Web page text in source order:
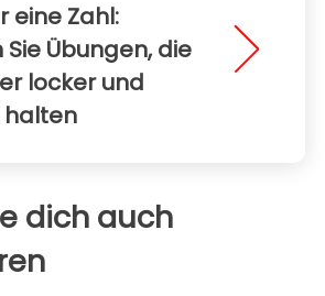
eine Zahl:
Übungen, die
locker und
halten
dich auch